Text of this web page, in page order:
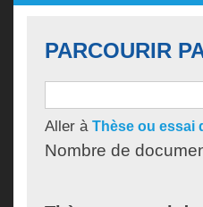
PARCOURIR
Aller à Thèse ou essai
Nombre de